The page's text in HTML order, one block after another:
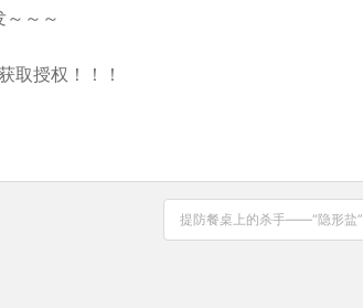
～～～
取授权！！！
提防餐桌上的杀手——“隐形盐”